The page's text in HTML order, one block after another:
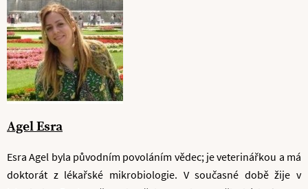
Agel Esra
Esra Agel byla původním povoláním vědec; je veterinářkou a má
doktorát z lékařské mikrobiologie. V současné době žije v